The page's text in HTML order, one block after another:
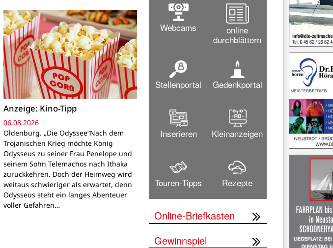
Anzeige: Kino-Tipp
06.08.2026
Oldenburg. „Die Odyssee“Nach dem
Trojanischen Krieg möchte König
Odysseus zu seiner Frau Penelope und
seinem Sohn Telemachos nach Ithaka
zurückkehren. Doch der Heimweg wird
weitaus schwieriger als erwartet, denn
Odysseus steht ein langes Abenteuer
voller Gefahren…
Webcams
online
durchblättern
Stellenportal Gedenkportal
Inserieren Kleinanzeigen
Touren-Tipps Rezepte
Online-Briefkasten
Gewinnspiel